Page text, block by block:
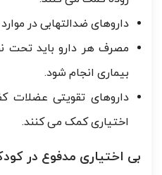
داروهای ضدالتهابی در
مصرف هر دارو باید تحت
بیماری انجام شود.
داروهای تقویتی
اختیاری کمک می کنند.
بی اختیاری مدفوع در